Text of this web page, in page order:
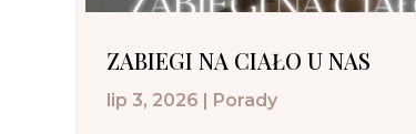
ZABIEGI NA CIAŁO U NAS
lip 3, 2026 | Porady